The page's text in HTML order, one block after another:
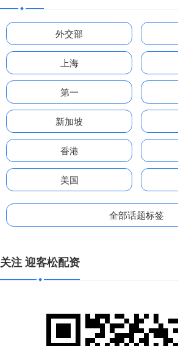
外交部
上海
第一
新加坡
香港
美国
全部话题标签
关注 迎客松配资